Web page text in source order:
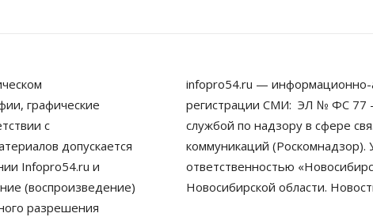
графические
с
допускается
Infopro54.ru и
(воспроизведение)
разрешения
infopro54.ru — информационно-
регистрации СМИ: ЭЛ № ФС 77
службой по надзору в сфере
коммуникаций
ответственностью
Новосибирской области.